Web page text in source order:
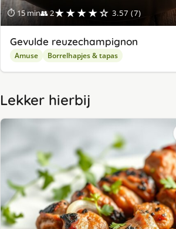
⏱ 15 min👥 2★★★★☆ 3.57 (7)
Gevulde reuzechampignon
Amuse Borrelhapjes & tapas
Lekker hierbij